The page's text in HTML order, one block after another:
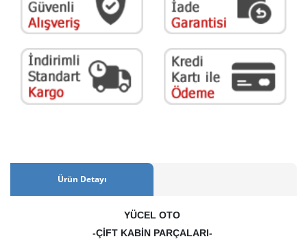
Ürün Detayı
YÜCEL OTO
-ÇİFT KABİN PARÇALARI-